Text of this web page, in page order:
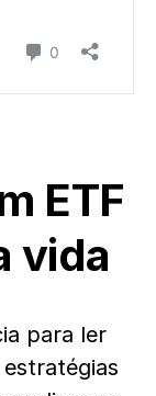
ETF
vida
para ler